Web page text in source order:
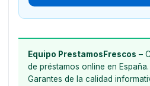
Equipo PrestamosFrescos –
de préstamos online en España.
Garantes de la calidad